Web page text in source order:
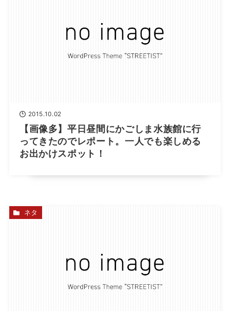
2015.10.02
【画像多】平日昼間にかごしま水族館に行
ってきたのでレポート。一人でも楽しめる
お出かけスポット！
ネタ